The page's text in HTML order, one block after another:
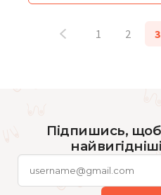
1 2 3
Підпишись,